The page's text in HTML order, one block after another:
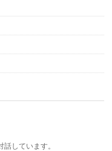
しています。